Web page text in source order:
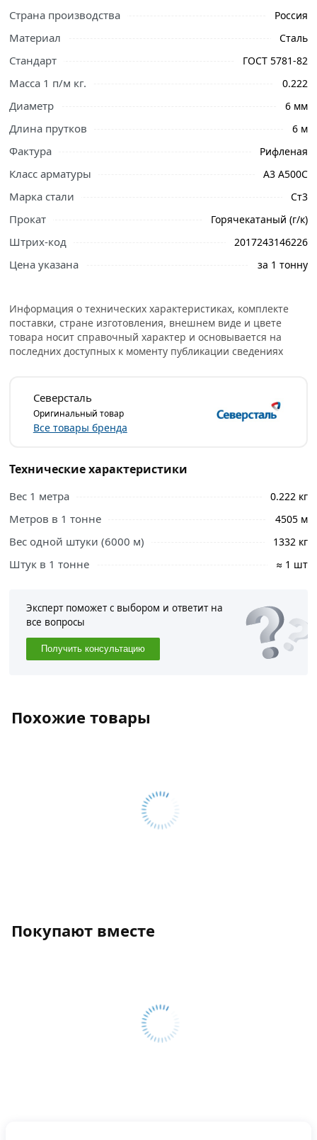
Ознакомьтесь с подробными характеристиками,
правильный выбор и заказать онлайн. Наши
профессиональные менеджеры обработают заказ и
свяжутся с Вами для согласования условий доставки
Она представляет собой стержень марки А3 и
изготавливается в соответствии ГОСТ 5781-82 на
прокатных станках из горячего металла, который в
Прокат характеризуется пластичностью и улучшенной
свариваемостью конечного продукта за счет низкого
содержания углерода в стали и ее термомеханической
обработке.
конструкций чтобы повысить их прочность на сжатие,
растяжение и изгиб, а также для других видов
строительных работ.
Условия доставки и цены на товар Арматура рифленая
А3 500С 6 мм из категории
действительны в Москве и области.
Страна производства Россия
Материал Сталь
Стандарт ГОСТ 5781-82
Масса 1 п/м кг. 0.222
Диаметр 6 мм
Длина прутков 6 м
Фактура Рифленая
Класс арматуры А3 А500С
Марка стали Ст3
Прокат Горячекатаный (г/к)
Штрих-код 2017243146226
Цена указана за 1 тонну
Информация о технических характеристиках, комплекте
поставки, стране изготовления, внешнем виде и цвете
товара носит справочный характер и основывается на
последних доступных к моменту публикации сведениях
Северсталь
Оригинальный товар
Все товары бренда
Технические характеристики
Вес 1 метра 0.222 кг
Метров в 1 тонне 4505 м
Вес одной штуки (6000 м) 1332 кг
Штук в 1 тонне ≈ 1 шт
Эксперт поможет с выбором и ответит на
все вопросы
Получить консультацию
Похожие товары
Покупают вместе